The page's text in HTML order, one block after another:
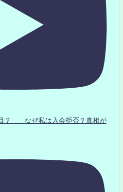
？ なぜ私は入会拒否？真相が